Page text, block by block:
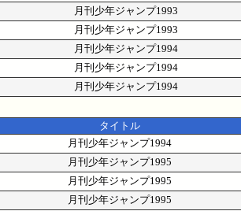
月刊少年ジャンプ1993
月刊少年ジャンプ1993
月刊少年ジャンプ1994
月刊少年ジャンプ1994
月刊少年ジャンプ1994
タイトル
月刊少年ジャンプ1994
月刊少年ジャンプ1995
月刊少年ジャンプ1995
月刊少年ジャンプ1995